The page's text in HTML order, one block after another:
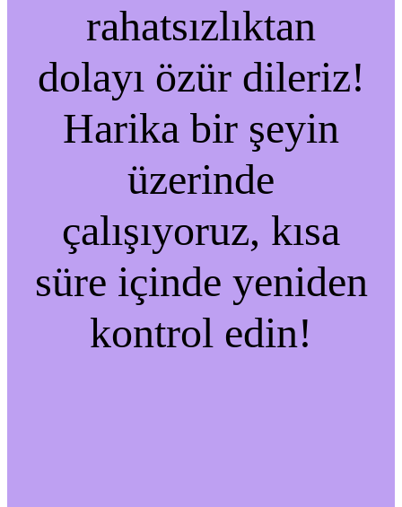
rahatsızlıktan
dolayı özür dileriz!
Harika bir şeyin
üzerinde
çalışıyoruz, kısa
süre içinde yeniden
kontrol edin!